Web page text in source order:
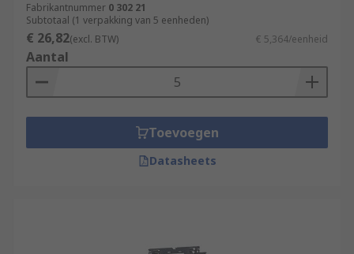
Fabrikantnummer 0 302 21
Subtotaal (1 verpakking van 5 eenheden)
€ 26,82(excl. BTW) € 5,364/eenheid
Aantal
Toevoegen
Datasheets